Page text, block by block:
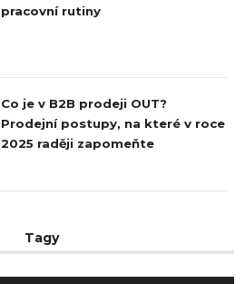
pracovní rutiny
Co je v B2B prodeji OUT?
Prodejní postupy, na které v roce
2025 raději zapomeňte
Tagy